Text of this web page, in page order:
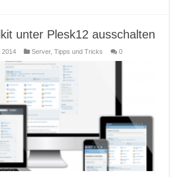
unter Plesk12 ausschalten
2014 Server,Tipps und Tricks 0